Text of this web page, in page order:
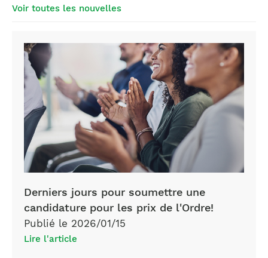
Voir toutes les nouvelles
Derniers jours pour soumettre une
candidature pour les prix de l'Ordre!
Publié le 2026/01/15
Lire l'article